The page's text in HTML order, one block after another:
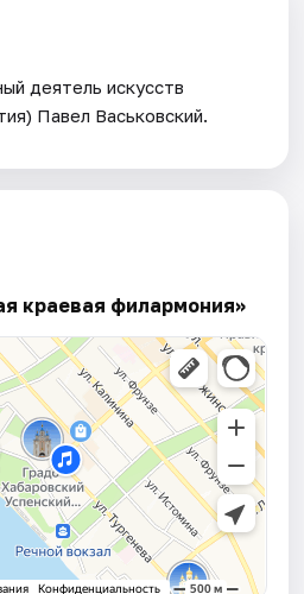
деятель искусств
Павел Васьковский.
краевая филармония»